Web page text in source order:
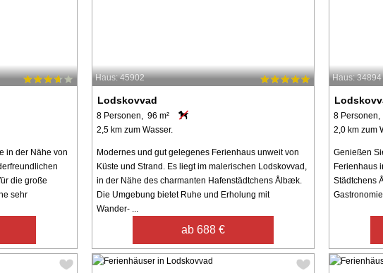
in der Nähe von
die große
sehr
Haus: 45902
Lodskovvad
8 Personen, 96 m²
2,5 km zum Wasser.
Modernes und gut gelegenes Ferienhaus unweit von
Küste und Strand. Es liegt im malerischen Lodskovvad,
in der Nähe des charmanten Hafenstädtchens Ålbæk.
Die Umgebung bietet Ruhe und Erholung mit
Wander- ...
ab 688 €
Haus: 34894
8 Personen,
2,0 km zum
Genießen
Ferienhaus
Städtchens